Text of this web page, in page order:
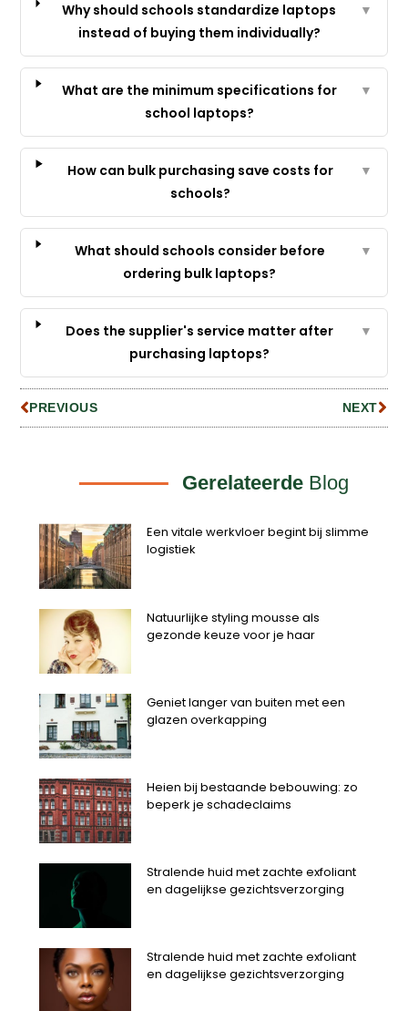
Why should schools standardize laptops
instead of buying them individually?
▼
What are the minimum specifications for
school laptops?
▼
How can bulk purchasing save costs for
schools?
▼
What should schools consider before
ordering bulk laptops?
▼
Does the supplier's service matter after
purchasing laptops?
▼
PREVIOUS NEXT
Gerelateerde Blog
Een vitale werkvloer begint bij slimme
logistiek
Natuurlijke styling mousse als
gezonde keuze voor je haar
Geniet langer van buiten met een
glazen overkapping
Heien bij bestaande bebouwing: zo
beperk je schadeclaims
Stralende huid met zachte exfoliant
en dagelijkse gezichtsverzorging
Stralende huid met zachte exfoliant
en dagelijkse gezichtsverzorging